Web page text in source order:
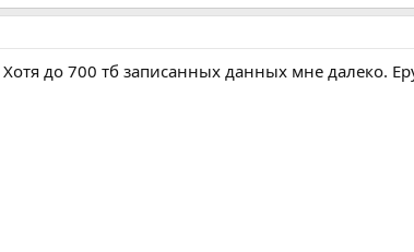
до 700 тб записанных данных мне далеко.